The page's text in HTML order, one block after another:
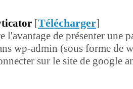
[Télécharger]
l'avantage de présenter une
wp-admin (sous forme de
sur le site de google